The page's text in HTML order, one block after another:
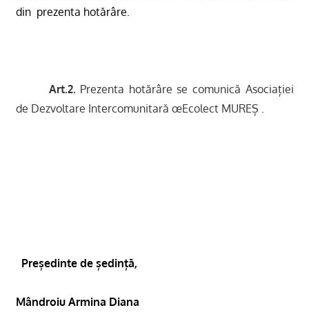
din prezenta hotărâre.
Art.2. Prezenta hotărâre se comunică Asociației
de Dezvoltare Intercomunitară œEcolect MUREȘ .
Președinte de ședință,
Mândroiu Armina Diana